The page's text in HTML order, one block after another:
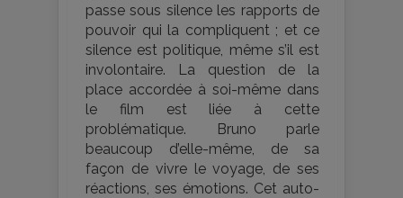
passe sous silence les rapports de
pouvoir qui la compliquent ; et ce
silence est politique, même s’il est
involontaire. La question de la
place accordée à soi-même dans
le film est liée à cette
problématique. Bruno parle
beaucoup d’elle-même, de sa
façon de vivre le voyage, de ses
réactions, ses émotions. Cet auto-